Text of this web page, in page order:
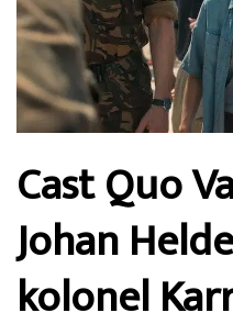
Cast Quo
Johan
kolonel